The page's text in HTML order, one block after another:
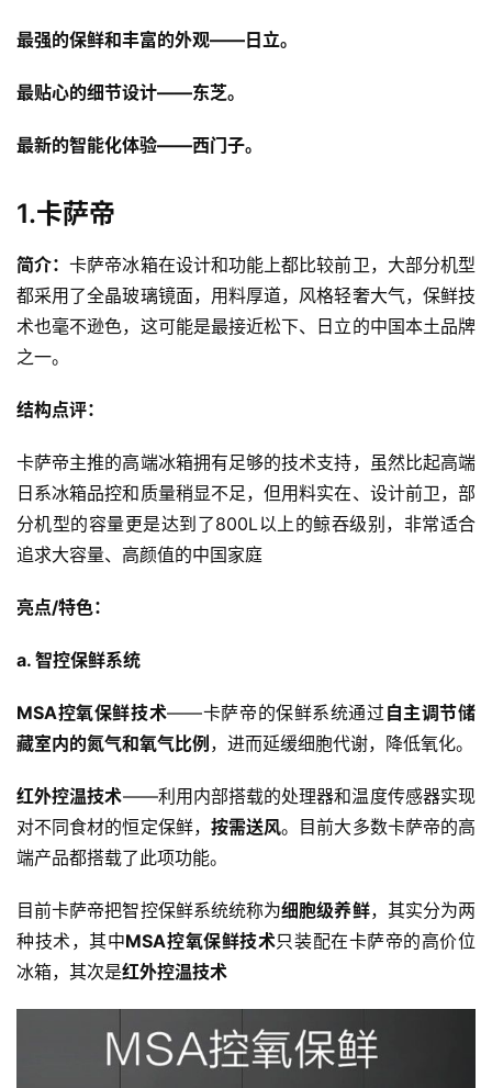
最强的保鲜和丰富的外观——日立。
最贴心的细节设计——东芝。
最新的智能化体验——西门子。
1.卡萨帝
简介：卡萨帝冰箱在设计和功能上都比较前卫，大部分机型
都采用了全晶玻璃镜面，用料厚道，风格轻奢大气，保鲜技
术也毫不逊色，这可能是最接近松下、日立的中国本土品牌
之一。
结构点评：
卡萨帝主推的高端冰箱拥有足够的技术支持，虽然比起高端
日系冰箱品控和质量稍显不足，但用料实在、设计前卫，部
分机型的容量更是达到了800L以上的鲸吞级别，非常适合
追求大容量、高颜值的中国家庭
亮点/特色：
a. 智控保鲜系统
MSA控氧保鲜技术——卡萨帝的保鲜系统通过自主调节储
藏室内的氮气和氧气比例 ，进而延缓细胞代谢，降低氧化。
红外控温技术——利用内部搭载的处理器和温度传感器实现
对不同食材的恒定保鲜， 按需送风。目前大多数卡萨帝的高
端产品都搭载了此项功能。
目前卡萨帝把智控保鲜系统统称为细胞级养鲜，其实分为两
种技术，其中MSA控氧保鲜技术只装配在卡萨帝的高价位
冰箱，其次是红外控温技术